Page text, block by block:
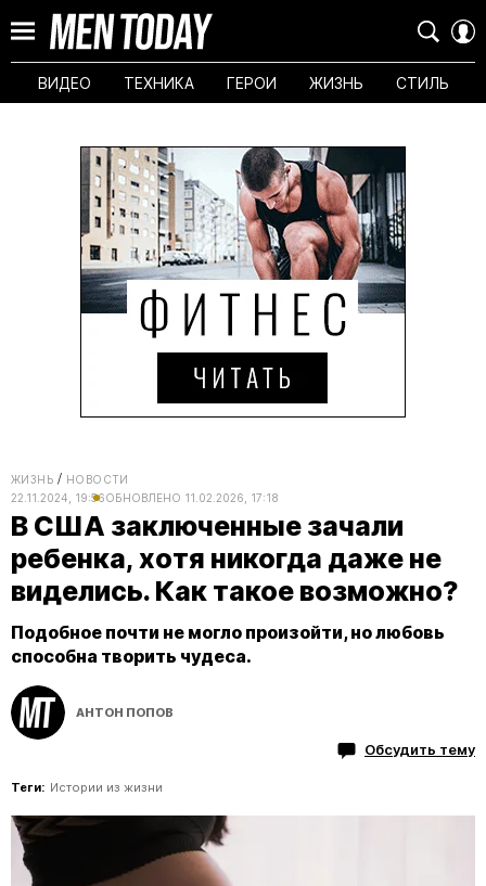
ВИДЕО ТЕХНИКА ГЕРОИ ЖИЗНЬ СТИЛЬ
ЖИЗНЬ
НОВОСТИ
22.11.2024, 19:56ОБНОВЛЕНО 11.02.2026, 17:18
В США заключенные зачали
ребенка, хотя никогда даже не
виделись. Как такое возможно?
Подобное почти не могло произойти, но любовь
способна творить чудеса.
АНТОН ПОПОВ
Обсудить тему
Теги: Истории из жизни